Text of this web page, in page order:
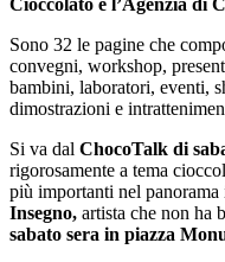
Sono 32 le pagine che
convegni, workshop,
bambini, laboratori, eventi,
dimostrazioni e
Si va dal ChocoTalk di
rigorosamente a tema
più importanti nel
Insegno, artista che non ha
sabato sera in piazza